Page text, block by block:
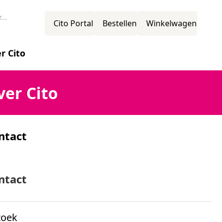
Cito
Cito
Cito Portal Bestellen Winkelwagen